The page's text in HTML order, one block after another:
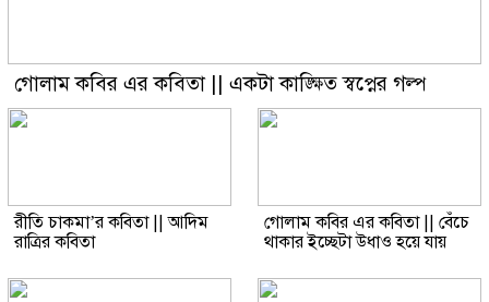
গোলাম কবির এর কবিতা || একটা কাঙ্ক্ষিত স্বপ্নের গল্প
রীতি চাকমা’র কবিতা || আদিম
রাত্রির কবিতা
গোলাম কবির এর কবিতা || বেঁচে
থাকার ইচ্ছেটা উধাও হয়ে যায়